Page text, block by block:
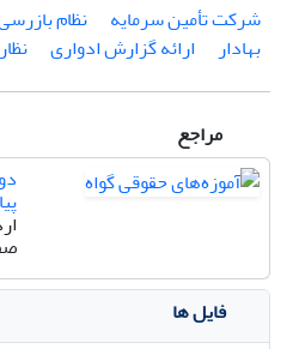
شرکت تأمین سرمایه
نظام
بهادار
ارائه گزارش ادواری
مراجع
فایل ها